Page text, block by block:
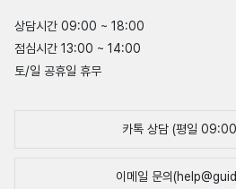
상담시간 09:00 ~ 18:00
점심시간 13:00 ~ 14:00
토/일 공휴일 휴무
카톡 상담 (평일
이메일 문의